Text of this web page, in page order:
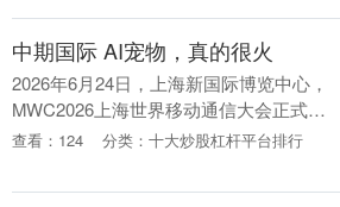
为“N....
中期国际 AI宠物，真的很火
2026年6月24日，上海新国际博览中心，
MWC2026上海世界移动通信大会正式启
幕。展馆内，人形机器人在各展台起舞，
一....
查看：124 分类：十大炒股杠杆平台排行